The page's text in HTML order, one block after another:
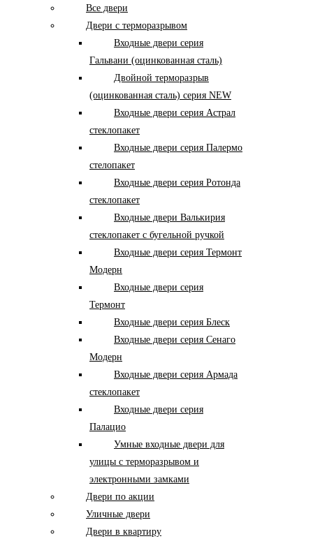
Все двери
Двери с терморазрывом
Входные двери серия
Гальвани (оцинкованная сталь)
Двойной терморазрыв
(оцинкованная сталь) серия NEW
Входные двери серия Астрал
стеклопакет
Входные двери серия Палермо
стелопакет
Входные двери серия Ротонда
стеклопакет
Входные двери Валькирия
стеклопакет с бугельной ручкой
Входные двери серия Термонт
Модерн
Входные двери серия
Термонт
Входные двери серия Блеск
Входные двери серия Сенаго
Модерн
Входные двери серия Армада
стеклопакет
Входные двери серия
Палацио
Умные входные двери для
улицы с терморазрывом и
электронными замками
Двери по акции
Уличные двери
Двери в квартиру